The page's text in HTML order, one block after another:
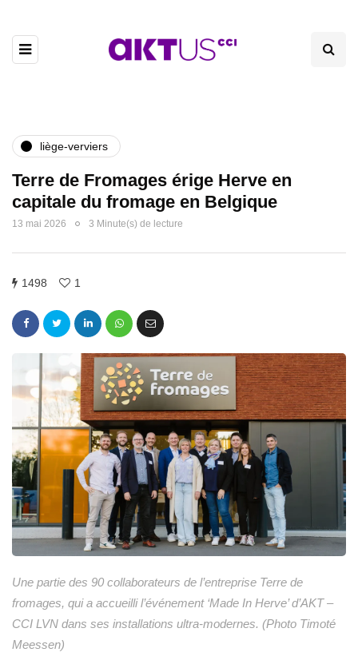
liège-verviers
Terre de Fromages érige Herve en
capitale du fromage en Belgique
13 mai 2026 3 Minute(s) de lecture
1498 1
Une partie des 90 collaborateurs de l’entreprise Terre de
fromages, qui a accueilli l’événement ‘Made In Herve’ d’AKT –
CCI LVN dans ses installations ultra-modernes. (Photo Timoté
Meessen)